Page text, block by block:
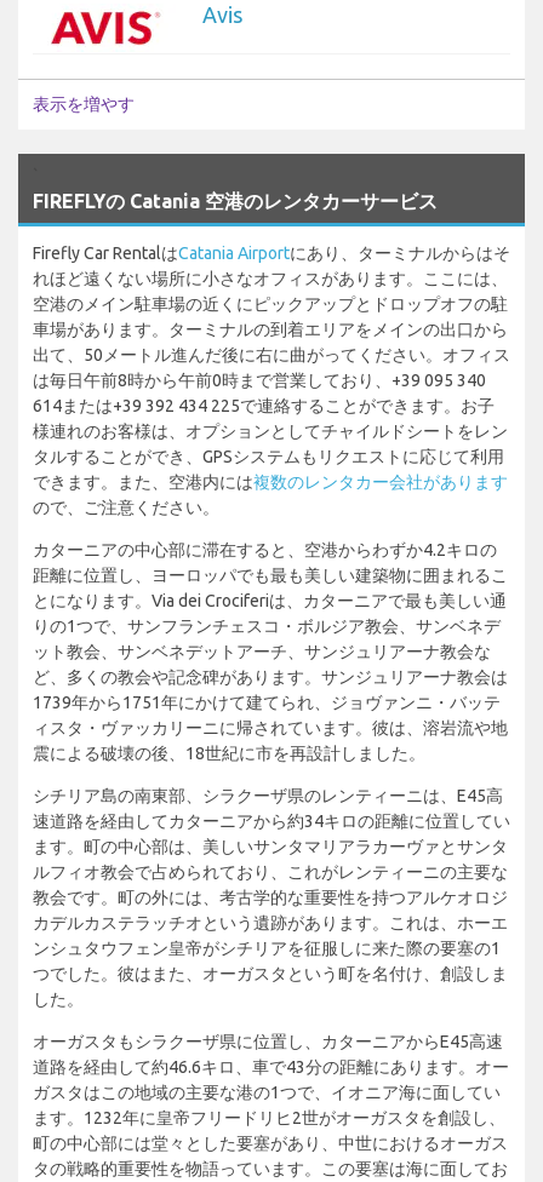
Avis
表示を増やす
FIREFLYの Catania 空港のレンタカーサービス
Firefly Car RentalはCatania Airportにあり、ターミナルからはそ
れほど遠くない場所に小さなオフィスがあります。ここには、
空港のメイン駐車場の近くにピックアップとドロップオフの駐
車場があります。ターミナルの到着エリアをメインの出口から
出て、50メートル進んだ後に右に曲がってください。オフィス
は毎日午前8時から午前0時まで営業しており、+39 095 340
614または+39 392 434 225で連絡することができます。お子
様連れのお客様は、オプションとしてチャイルドシートをレン
タルすることができ、GPSシステムもリクエストに応じて利用
できます。また、空港内には複数のレンタカー会社があります
ので、ご注意ください。
カターニアの中心部に滞在すると、空港からわずか4.2キロの
距離に位置し、ヨーロッパでも最も美しい建築物に囲まれるこ
とになります。Via dei Crociferiは、カターニアで最も美しい通
りの1つで、サンフランチェスコ・ボルジア教会、サンベネデ
ット教会、サンベネデットアーチ、サンジュリアーナ教会な
ど、多くの教会や記念碑があります。サンジュリアーナ教会は
1739年から1751年にかけて建てられ、ジョヴァンニ・バッテ
ィスタ・ヴァッカリーニに帰されています。彼は、溶岩流や地
震による破壊の後、18世紀に市を再設計しました。
シチリア島の南東部、シラクーザ県のレンティーニは、E45高
速道路を経由してカターニアから約34キロの距離に位置してい
ます。町の中心部は、美しいサンタマリアラカーヴァとサンタ
ルフィオ教会で占められており、これがレンティーニの主要な
教会です。町の外には、考古学的な重要性を持つアルケオロジ
カデルカステラッチオという遺跡があります。これは、ホーエ
ンシュタウフェン皇帝がシチリアを征服しに来た際の要塞の1
つでした。彼はまた、オーガスタという町を名付け、創設しま
した。
オーガスタもシラクーザ県に位置し、カターニアからE45高速
道路を経由して約46.6キロ、車で43分の距離にあります。オー
ガスタはこの地域の主要な港の1つで、イオニア海に面してい
ます。1232年に皇帝フリードリヒ2世がオーガスタを創設し、
町の中心部には堂々とした要塞があり、中世におけるオーガス
タの戦略的重要性を物語っています。この要塞は海に面してお